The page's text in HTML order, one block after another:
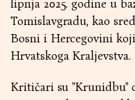
lipnja 2025. godine u
Tomislavgradu, kao
Bosni i Hercegovini
Hrvatskoga Kraljevstva.
Kritičari su "Krunidbu"